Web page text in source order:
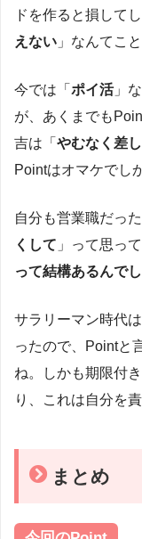
ドを作ると損して
えない 」なんてこ
今では「 ポイ活」
が、あくまでも
吉は「 やむなく差
Pointはオマケでし
自分も営業職だっ
くして 」って思っ
って結構あるんで
サラリーマン時代
ったので、Pointと
ね。しかも期限付
り、これは自分を
まとめ